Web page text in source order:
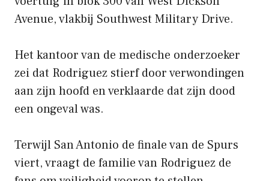
Avenue, vlakbij Southwest Military Drive.
Het kantoor van de medische onderzoeker
zei dat Rodriguez stierf door verwondingen
aan zijn hoofd en verklaarde dat zijn dood
een ongeval was.
Terwijl San Antonio de finale van de Spurs
viert, vraagt ​​de familie van Rodriguez de